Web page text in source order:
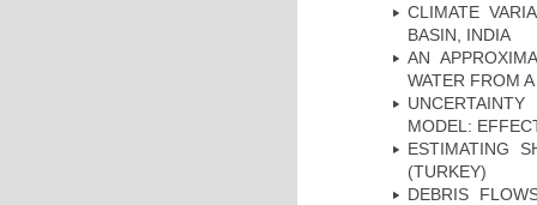
CLIMATE
BASIN, INDIA
AN
WATER FROM
MODEL:
ESTIMATING
(TURKEY)
DEBRIS